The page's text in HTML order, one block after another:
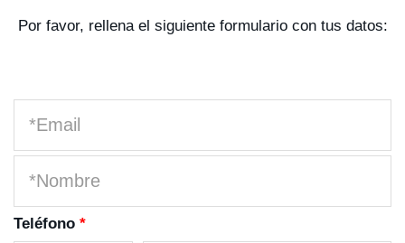
Por favor, rellena el siguiente formulario con tus datos:
Teléfono *